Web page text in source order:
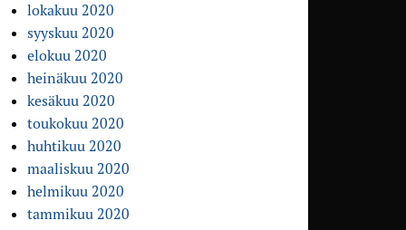
lokakuu 2020
syyskuu 2020
elokuu 2020
heinäkuu 2020
kesäkuu 2020
toukokuu 2020
huhtikuu 2020
maaliskuu 2020
helmikuu 2020
tammikuu 2020